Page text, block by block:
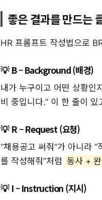
좋은 결과를 만드는
HR 프롬프트 작성법으로
B – Background (배경)
내가 누구이고 어떤 상황인
비 중입니다.” 이 한 줄이
R – Request (요청)
“채용공고 써줘”가 아니라
를 작성해줘”처럼 동사 +
I – Instruction (지시)